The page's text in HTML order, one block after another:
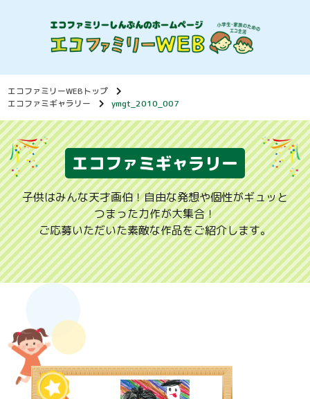
エコファミリーWEBトップ
エコファミギャラリー
ymgt_2010_007
エコファミギャラリー
子供はみんな天才画伯！自由な発想や個性がギュッと
つまった力作が大集合！
ご応募いただいた素敵な作品をご紹介します。